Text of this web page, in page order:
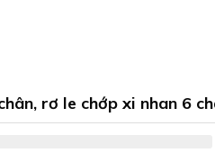
rơ le chớp xi nhan 6